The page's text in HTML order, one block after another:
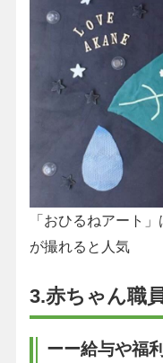
「おひるねアート
が撮れると人気
3.赤ちゃん職
ーー給与や福